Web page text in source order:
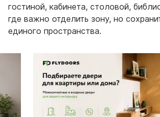
гостиной, кабинета, столовой,
где важно отделить зону, но
единого пространства.